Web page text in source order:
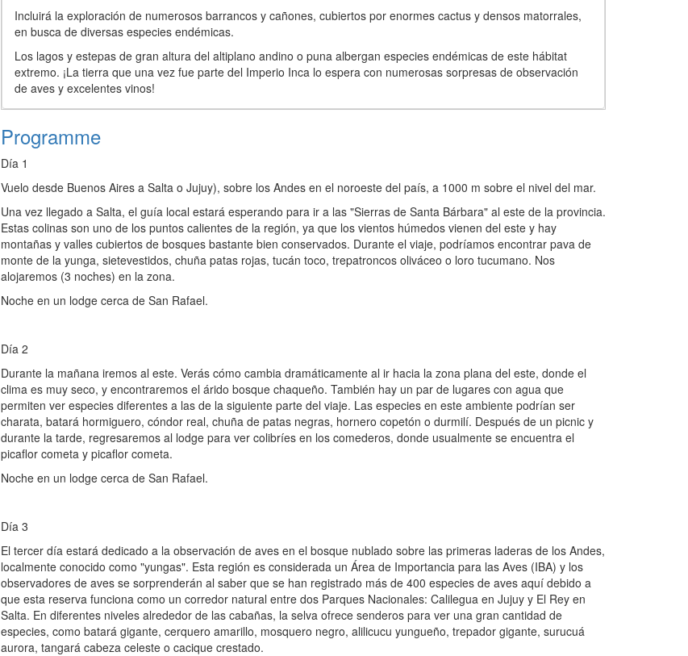
Incluirá la exploración de numerosos barrancos y cañones, cubiertos por enormes cactus y densos matorrales,
en busca de diversas especies endémicas.
Los lagos y estepas de gran altura del altiplano andino o puna albergan especies endémicas de este hábitat
extremo. ¡La tierra que una vez fue parte del Imperio Inca lo espera con numerosas sorpresas de observación
de aves y excelentes vinos!
Programme
Día 1
Vuelo desde Buenos Aires a Salta o Jujuy), sobre los Andes en el noroeste del país, a 1000 m sobre el nivel del mar.
Una vez llegado a Salta, el guía local estará esperando para ir a las "Sierras de Santa Bárbara" al este de la provincia.
Estas colinas son uno de los puntos calientes de la región, ya que los vientos húmedos vienen del este y hay
montañas y valles cubiertos de bosques bastante bien conservados. Durante el viaje, podríamos encontrar pava de
monte de la yunga, sietevestidos, chuña patas rojas, tucán toco, trepatroncos oliváceo o loro tucumano. Nos
alojaremos (3 noches) en la zona.
Noche en un lodge cerca de San Rafael.
Día 2
Durante la mañana iremos al este. Verás cómo cambia dramáticamente al ir hacia la zona plana del este, donde el
clima es muy seco, y encontraremos el árido bosque chaqueño. También hay un par de lugares con agua que
permiten ver especies diferentes a las de la siguiente parte del viaje. Las especies en este ambiente podrían ser
charata, batará hormiguero, cóndor real, chuña de patas negras, hornero copetón o durmilí. Después de un picnic y
durante la tarde, regresaremos al lodge para ver colibríes en los comederos, donde usualmente se encuentra el
picaflor cometa y picaflor cometa.
Noche en un lodge cerca de San Rafael.
Día 3
El tercer día estará dedicado a la observación de aves en el bosque nublado sobre las primeras laderas de los Andes,
localmente conocido como "yungas". Esta región es considerada un Área de Importancia para las Aves (IBA) y los
observadores de aves se sorprenderán al saber que se han registrado más de 400 especies de aves aquí debido a
que esta reserva funciona como un corredor natural entre dos Parques Nacionales: Calilegua en Jujuy y El Rey en
Salta. En diferentes niveles alrededor de las cabañas, la selva ofrece senderos para ver una gran cantidad de
especies, como batará gigante, cerquero amarillo, mosquero negro, alilicucu yungueño, trepador gigante, surucuá
aurora, tangará cabeza celeste o cacique crestado.